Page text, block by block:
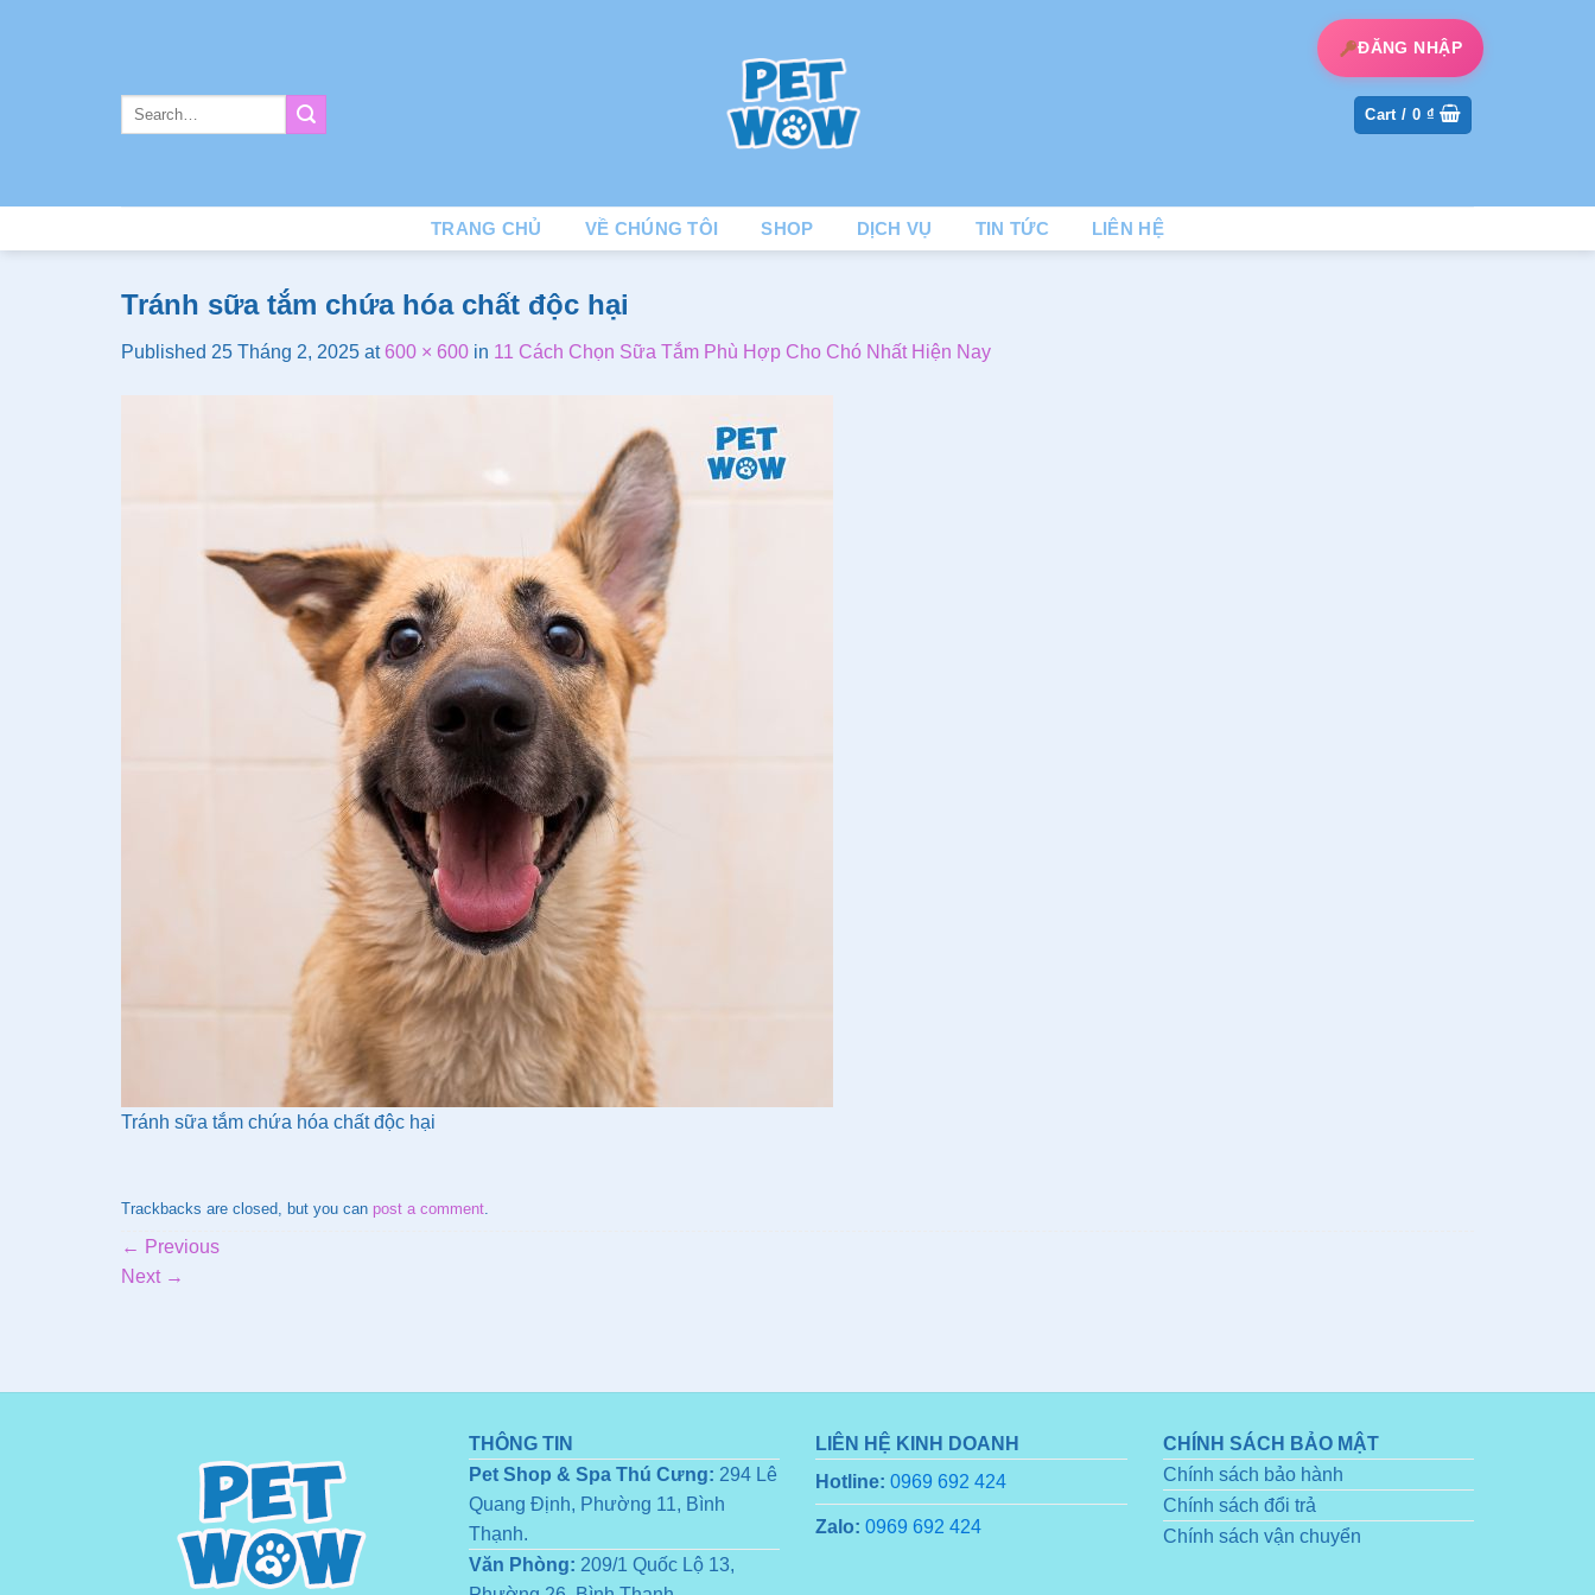
Cart / 0 ₫
TRANG CHỦ VỀ CHÚNG TÔI SHOP DỊCH VỤ TIN TỨC LIÊN HỆ
Tránh sữa tắm chứa hóa chất độc hại
Published 25 Tháng 2, 2025 at600 × 600 in 11 Cách Chọn Sữa Tắm Phù Hợp Cho Chó Nhất Hiện Nay
Tránh sữa tắm chứa hóa chất độc hại
Trackbacks are closed, but you can post a comment.
← Previous
Next →
THÔNG TIN
Pet Shop & Spa Thú Cưng: 294 Lê
Quang Định, Phường 11, Bình
Thạnh.
Văn Phòng: 209/1 Quốc Lộ 13,
LIÊN HỆ KINH DOANH
Hotline: 0969 692 424
Zalo: 0969 692 424
CHÍNH SÁCH BẢO MẬT
Chính sách bảo hành
Chính sách đổi trả
Chính sách vận chuyển
ĐĂNG NHẬP